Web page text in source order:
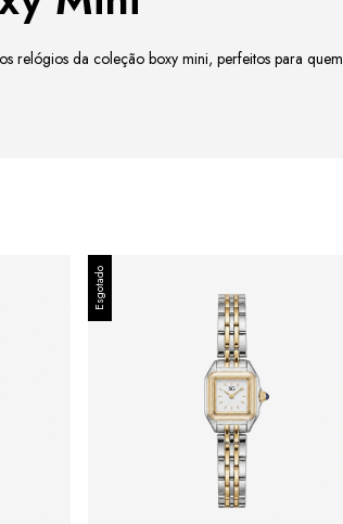
relógios da coleção boxy mini, perfeitos para quem
Esgotado